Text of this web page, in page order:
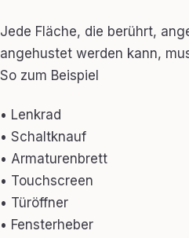
Jede Fläche, die berührt,
angehustet werden kann,
So zum Beispiel
• Lenkrad
• Schaltknauf
• Armaturenbrett
• Touchscreen
• Türöffner
• Fensterheber